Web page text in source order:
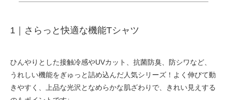
1｜ さらっと快適な機能Tシャツ
ひんやりとした接触冷感やUVカット、抗菌防臭、防シワなど、
うれしい機能をぎゅっと詰め込んだ人気シリーズ！よく伸びて動
きやすく、上品な光沢となめらかな肌ざわりで、きれい見えする